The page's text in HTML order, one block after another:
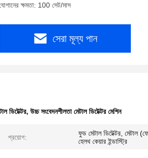
ক্ষমতা: 100 সেট/মাস
সেরা মূল্য পান
ডিটেক্টর, উচ্চ সংবেদনশীলতা মেটাল ডিটেক্টর মেশিন
প্রয়োগ:
ফুড মেটাল ডিটেক্টর, মেটাল
হেলথ কেয়ার ইন্ডাস্ট্রি